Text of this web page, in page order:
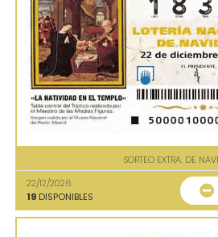
SORTEO EXTRA. DE
22/12/2026
19 DISPONIBLES